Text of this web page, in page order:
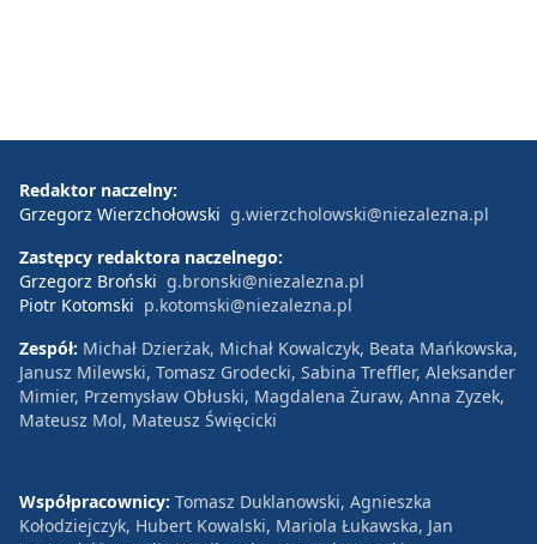
Redaktor naczelny:
Grzegorz Wierzchołowski g.wierzcholowski@niezalezna.pl
Zastępcy redaktora naczelnego:
Grzegorz Broński g.bronski@niezalezna.pl
Piotr Kotomski p.kotomski@niezalezna.pl
Zespół: Michał Dzierżak, Michał Kowalczyk, Beata Mańkowska,
Janusz Milewski, Tomasz Grodecki, Sabina Treffler, Aleksander
Mimier, Przemysław Obłuski, Magdalena Żuraw, Anna Zyzek,
Mateusz Mol, Mateusz Święcicki
Współpracownicy: Tomasz Duklanowski, Agnieszka
Kołodziejczyk, Hubert Kowalski, Mariola Łukawska, Jan